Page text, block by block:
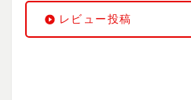
レビュー投稿